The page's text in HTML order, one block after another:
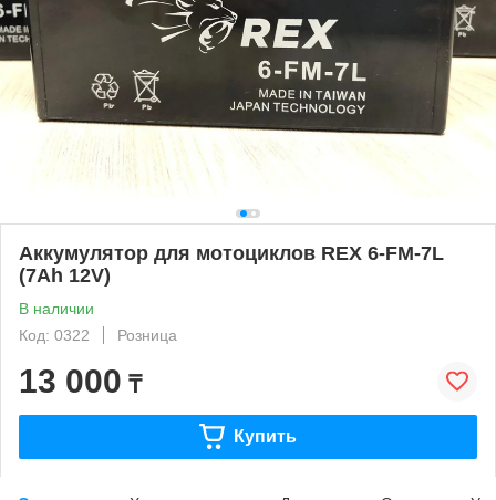
Аккумулятор для мотоциклов REX 6-FM-7L
(7Ah 12V)
В наличии
Код: 0322
Розница
13 000 ₸
Купить